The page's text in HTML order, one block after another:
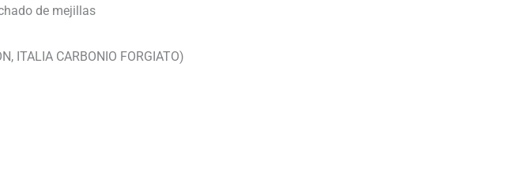
de mejillas
ITALIA CARBONIO FORGIATO)